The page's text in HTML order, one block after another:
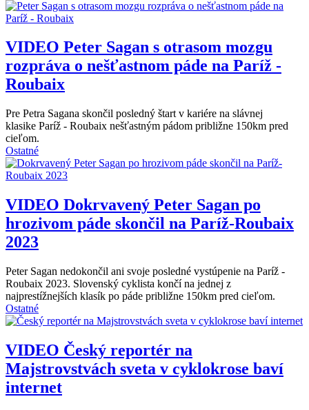
VIDEO Peter Sagan s otrasom mozgu
rozpráva o nešťastnom páde na Paríž -
Roubaix
Pre Petra Sagana skončil posledný štart v kariére na slávnej
klasike Paríž - Roubaix nešťastným pádom približne 150km pred
cieľom.
Ostatné
VIDEO Dokrvavený Peter Sagan po
hrozivom páde skončil na Paríž-Roubaix
2023
Peter Sagan nedokončil ani svoje posledné vystúpenie na Paríž -
Roubaix 2023. Slovenský cyklista končí na jednej z
najprestížnejších klasík po páde približne 150km pred cieľom.
Ostatné
VIDEO Český reportér na
Majstrovstvách sveta v cyklokrose baví
internet